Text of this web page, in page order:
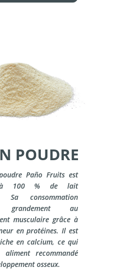
POUDRE
Paño Fruits est
à 100 % de lait
Sa consommation
grandement au
musculaire grâce à
en protéines. Il est
en calcium, ce qui
recommandé
osseux.